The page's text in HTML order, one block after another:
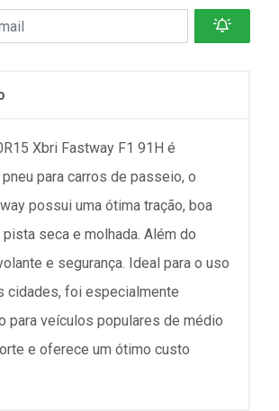
Xbri Fastway F1 91H é
para carros de passeio, o
possui uma ótima tração, boa
pista seca e molhada. Além do
e segurança. Ideal para o uso
cidades, foi especialmente
para veículos populares de médio
e oferece um ótimo custo